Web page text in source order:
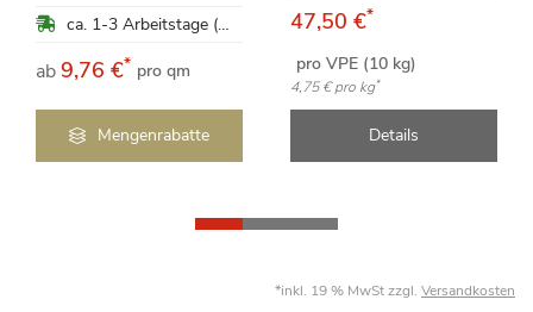
ca. 1-3 Arbeitstage (Mo-Fr)
ab9,76 €* pro qm
Mengenrabatte
47,50 €*
pro VPE (10 kg)
4,75 €pro kg*
Details
*inkl. 19 % MwSt zzgl. Versandkosten